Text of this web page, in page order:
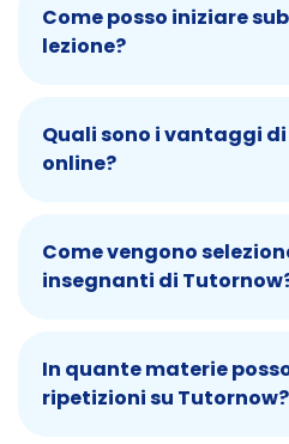
Come posso iniziare
lezione?
Quali sono i vantaggi
online?
Come vengono
insegnanti di
In quante materie
ripetizioni su Tutornow?